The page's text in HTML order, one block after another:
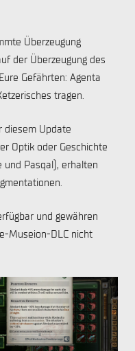
Überzeugung
der Überzeugung des
Gefährten: Agenta
tragen.
diesem Update
Optik oder Geschichte
und Pasqal), erhalten
und gewähren
Museion-DLC nicht